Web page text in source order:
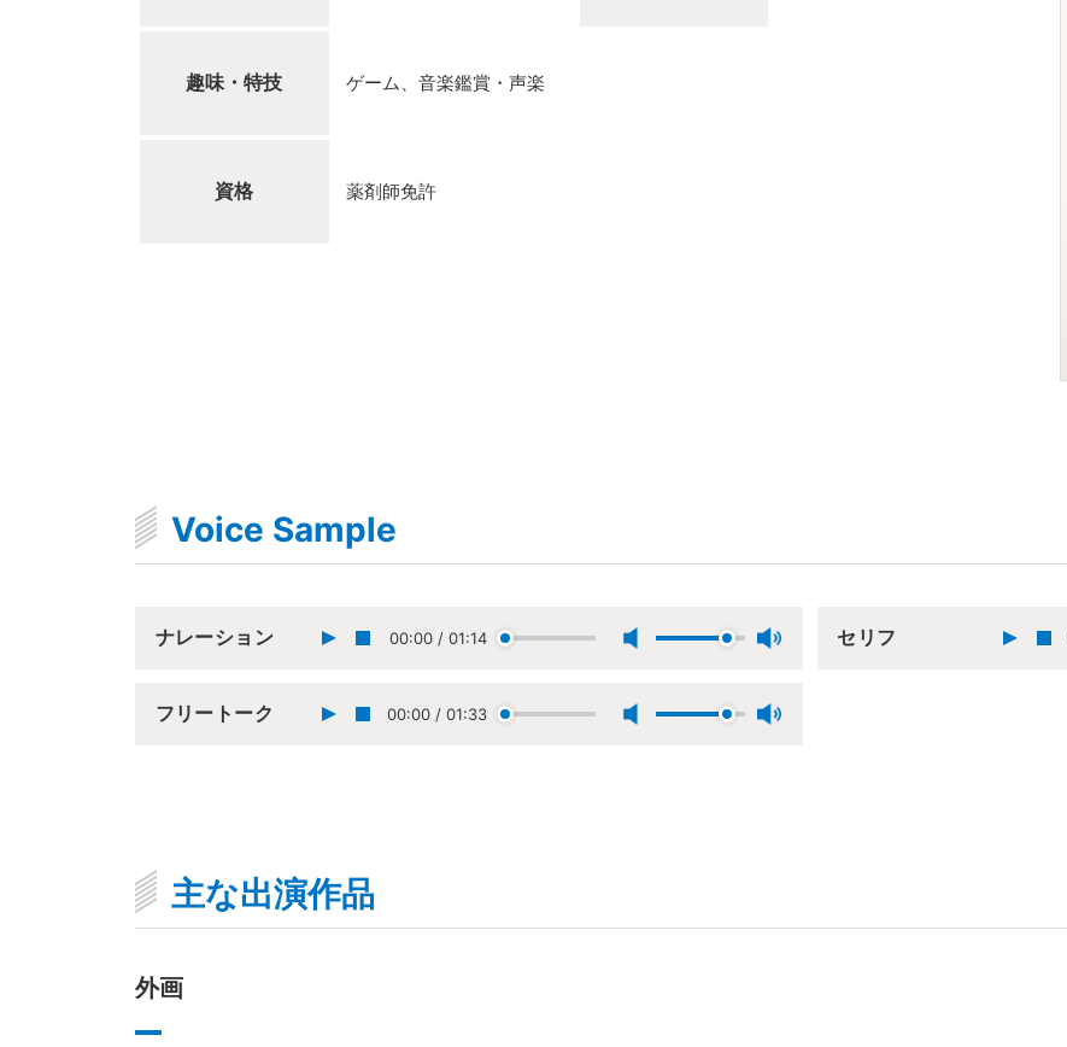
趣味・特技 ゲーム、音楽鑑賞・声楽
資格 薬剤師免許
Voice Sample
ナレーション 00:00 / 01:14 セリフ
フリートーク 00:00 / 01:33
主な出演作品
外画